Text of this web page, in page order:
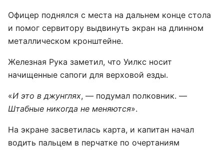
Офицер поднялся с места на дальнем конце стола
и помог сервитору выдвинуть экран на длинном
металлическом кронштейне.
Железная Рука заметил, что Уилкс носит
начищенные сапоги для верховой езды.
«И это в джунглях, — подумал полковник. —
Штабные никогда не меняются».
На экране засветилась карта, и капитан начал
водить пальцем в перчатке по очертаниям